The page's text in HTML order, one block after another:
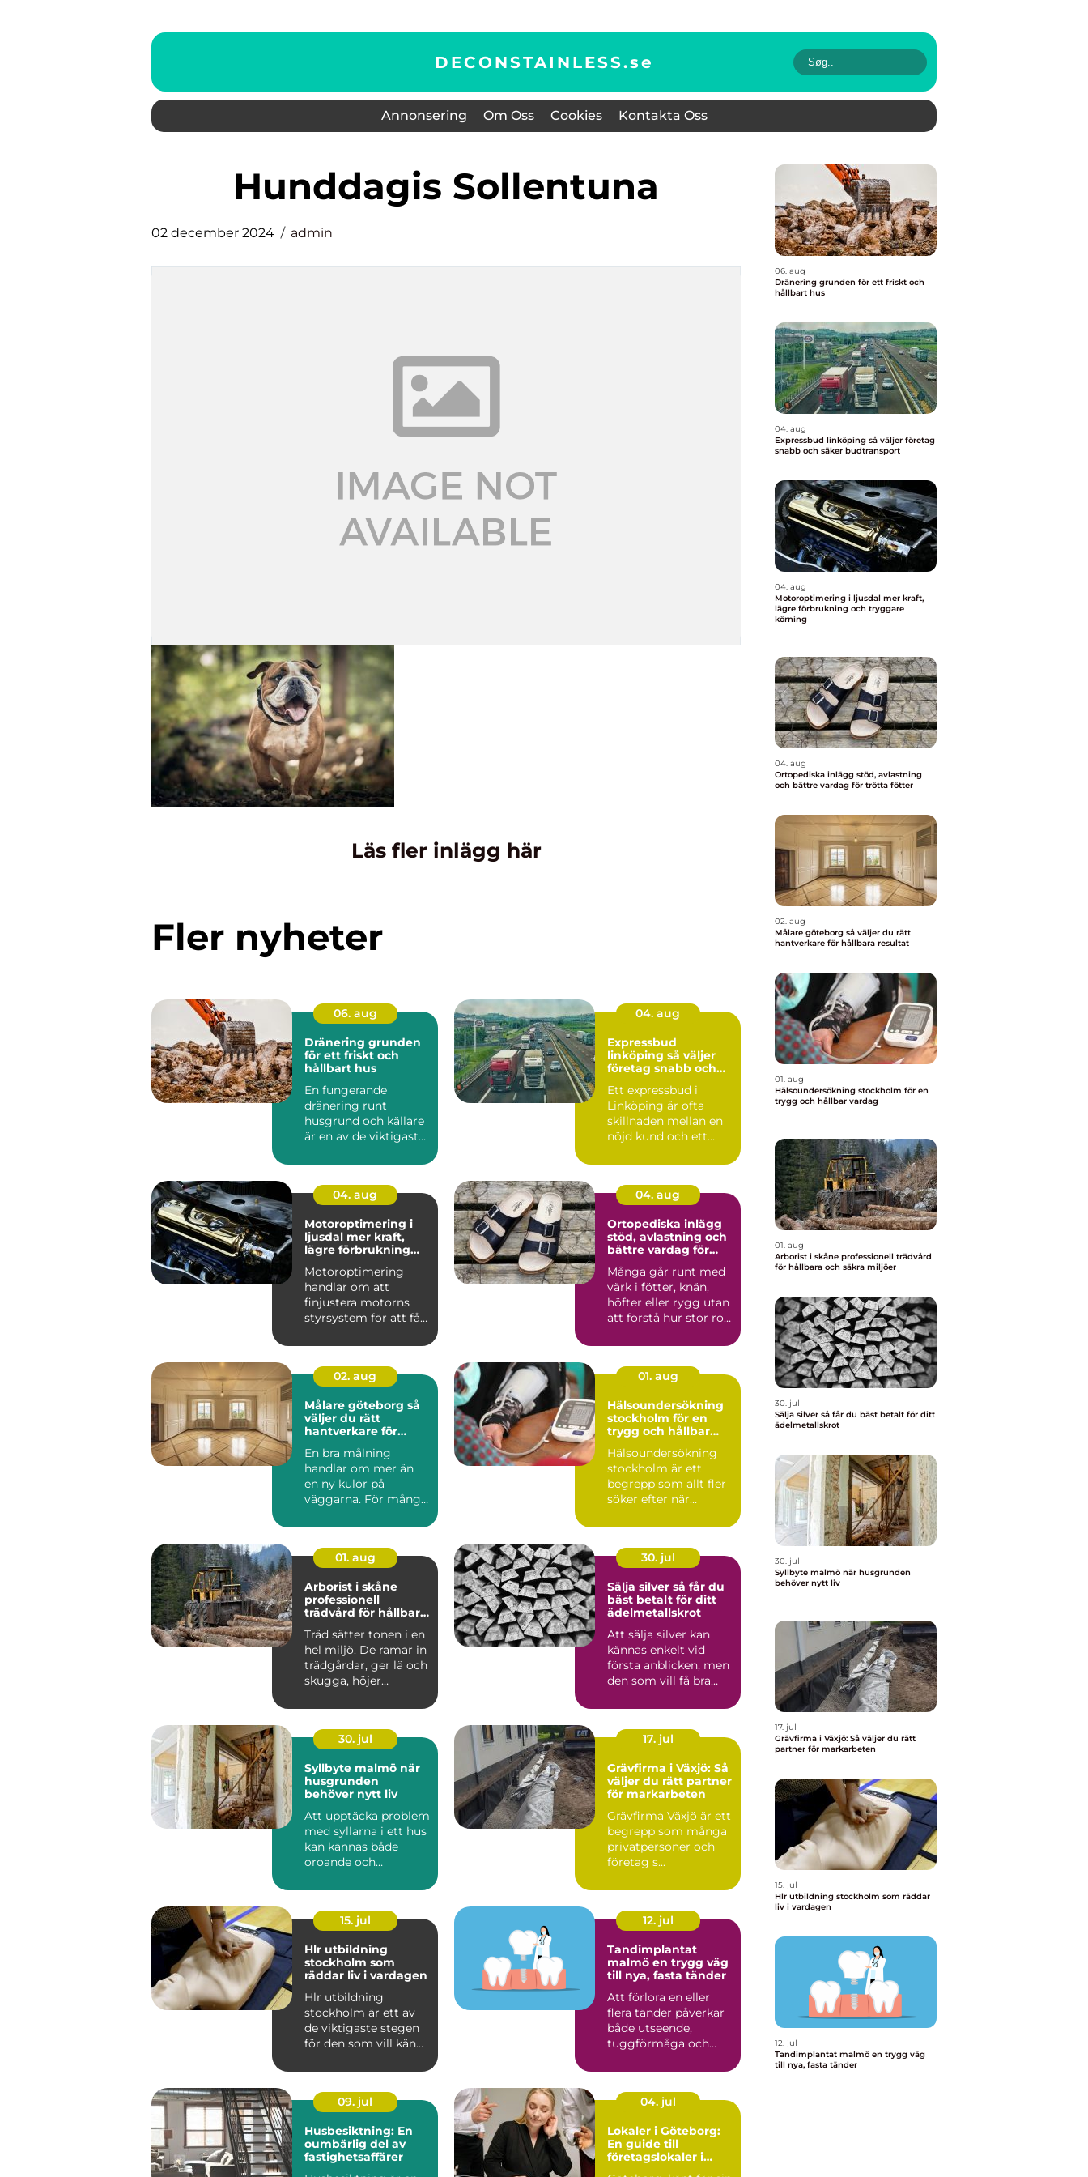
DECONSTAINLESS.se
Annonsering Om Oss Cookies Kontakta Oss
hunddagis Sollentuna
02 december 2024 admin
Läs fler inlägg här
Fler nyheter
06. aug
Dränering grunden
för ett friskt och
hållbart hus
En fungerande
dränering runt
husgrund och källare
är en av de viktigaste
ett s...
04. aug
Expressbud
linköping så väljer
företag snabb och
Ett expressbud i
Linköping är ofta
skillnaden mellan en
nöjd kund och ett
Många fö...
04. aug
Motoroptimering i
ljusdal mer kraft,
lägre förbrukning
körning
Motoroptimering
handlar om att
finjustera motorns
styrsystem för att få
redan ä...
04. aug
Ortopediska inlägg
stöd, avlastning och
bättre vardag för
Många går runt med
värk i fötter, knän,
höfter eller rygg utan
att förstå hur stor roll
02. aug
Målare göteborg så
väljer du rätt
hantverkare för
En bra målning
handlar om mer än
en ny kulör på
väggarna. För många
också ett s...
01. aug
Hälsoundersökning
stockholm för en
trygg och hållbar
Hälsoundersökning
stockholm är ett
begrepp som allt fler
söker efter när
krävande ...
01. aug
Arborist i skåne
professionell
trädvård för hållbara
Träd sätter tonen i en
hel miljö. De ramar in
trädgårdar, ger lä och
skugga, höjer
30. jul
Sälja silver så får du
bäst betalt för ditt
ädelmetallskrot
Att sälja silver kan
kännas enkelt vid
första anblicken, men
den som vill få bra
30. jul
Syllbyte malmö när
husgrunden
behöver nytt liv
Att upptäcka problem
med syllarna i ett hus
kan kännas både
oroande och
Många villaä...
17. jul
Grävfirma i Växjö: Så
väljer du rätt partner
för markarbeten
Grävfirma Växjö är ett
begrepp som många
privatpersoner och
företag s...
15. jul
Hlr utbildning
stockholm som
räddar liv i vardagen
Hlr utbildning
stockholm är ett av
de viktigaste stegen
för den som vill känna
d...
12. jul
Tandimplantat
malmö en trygg väg
till nya, fasta tänder
Att förlora en eller
flera tänder påverkar
både utseende,
tuggförmåga och
drar si...
09. jul
Husbesiktning: En
oumbärlig del av
fastighetsaffärer
04. jul
Lokaler i Göteborg:
En guide till
företagslokaler i
06. aug
Dränering grunden för ett friskt och
hållbart hus
04. aug
Expressbud linköping så väljer företag
snabb och säker budtransport
04. aug
Motoroptimering i ljusdal mer kraft,
lägre förbrukning och tryggare
körning
04. aug
Ortopediska inlägg stöd, avlastning
och bättre vardag för trötta fötter
02. aug
Målare göteborg så väljer du rätt
hantverkare för hållbara resultat
01. aug
Hälsoundersökning stockholm för en
trygg och hållbar vardag
01. aug
Arborist i skåne professionell trädvård
för hållbara och säkra miljöer
30. jul
Sälja silver så får du bäst betalt för ditt
ädelmetallskrot
30. jul
Syllbyte malmö när husgrunden
behöver nytt liv
17. jul
Grävfirma i Växjö: Så väljer du rätt
partner för markarbeten
15. jul
Hlr utbildning stockholm som räddar
liv i vardagen
12. jul
Tandimplantat malmö en trygg väg
till nya, fasta tänder